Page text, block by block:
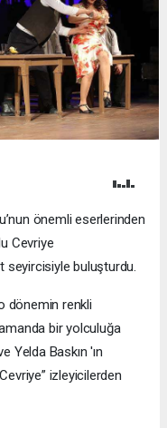
önemli eserlerinden
Cevriye
seyircisiyle buluşturdu.
o dönemin renkli
bir yolculuğa
Yelda Baskın 'ın
izleyicilerden